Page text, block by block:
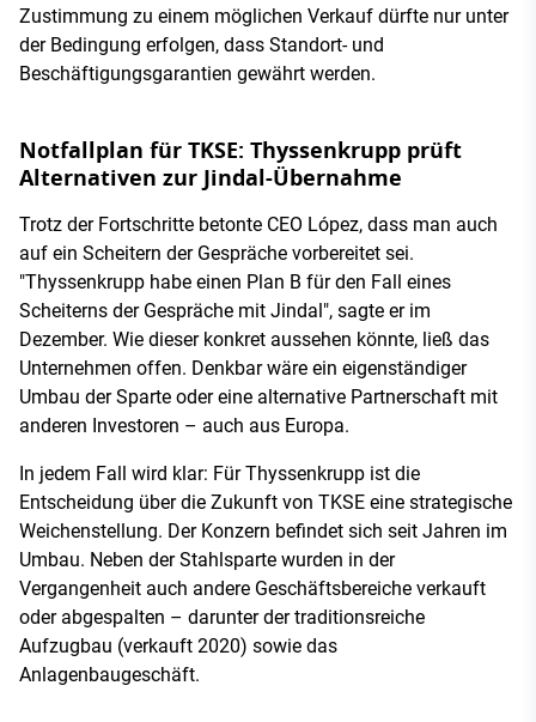
Zustimmung zu einem möglichen Verkauf dürfte nur unter
der Bedingung erfolgen, dass Standort- und
Beschäftigungsgarantien gewährt werden.
Notfallplan für TKSE: Thyssenkrupp prüft
Alternativen zur Jindal-Übernahme
Trotz der Fortschritte betonte CEO López, dass man auch
auf ein Scheitern der Gespräche vorbereitet sei.
"Thyssenkrupp habe einen Plan B für den Fall eines
Scheiterns der Gespräche mit Jindal", sagte er im
Dezember. Wie dieser konkret aussehen könnte, ließ das
Unternehmen offen. Denkbar wäre ein eigenständiger
Umbau der Sparte oder eine alternative Partnerschaft mit
anderen Investoren – auch aus Europa.
In jedem Fall wird klar: Für Thyssenkrupp ist die
Entscheidung über die Zukunft von TKSE eine strategische
Weichenstellung. Der Konzern befindet sich seit Jahren im
Umbau. Neben der Stahlsparte wurden in der
Vergangenheit auch andere Geschäftsbereiche verkauft
oder abgespalten – darunter der traditionsreiche
Aufzugbau (verkauft 2020) sowie das
Anlagenbaugeschäft.